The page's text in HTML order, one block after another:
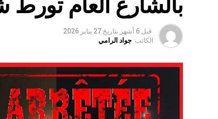
بالشارع العام
قبل 6 أشهر بتاريخ 27 يناير 2026
الكاتب: جواد الرامي